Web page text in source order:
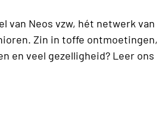
van Neos vzw, hét netwerk van
Zin in toffe ontmoetingen,
en veel gezelligheid? Leer ons